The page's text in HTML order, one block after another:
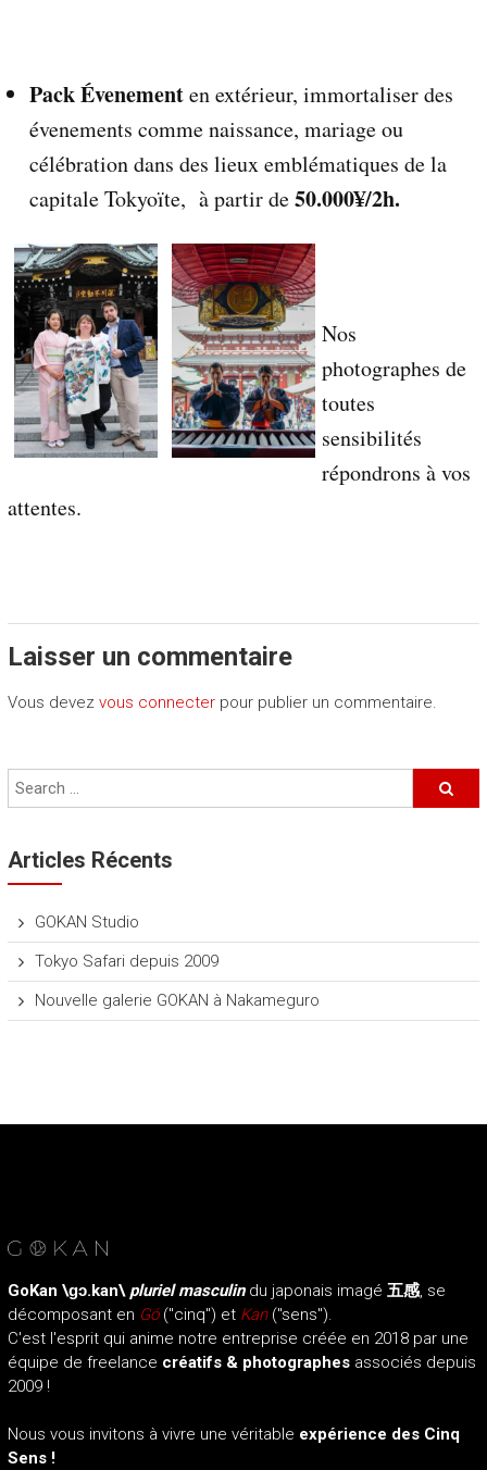
o
,
r
o
r
a
e
e
t
o
r
a
J
p
Pack Évenementen extérieur, immortaliser des
évenements comme naissance, mariage ou
célébration dans des lieux emblématiques de la
capitale Tokyoïte, à partir de50.000¥/2h.
Nos
photographes de
toutes
sensibilités
répondrons à vos
attentes.
Laisser un commentaire
Vous devez vous connecterpour publier un commentaire.
Articles Récents
GOKAN Studio
Tokyo Safari depuis 2009
Nouvelle galerie GOKAN à Nakameguro
GoKan \ɡɔ.kan\ pluriel masculin du japonais imagé 五感, se
décomposant en Gó("cinq") et Kan("sens").
C'est l'esprit qui anime notre entreprise créée en 2018 par une
équipe de freelance créatifs & photographesassociés depuis
2009 !
Nous vous invitons à vivre une véritable expérience des Cinq
Sens !